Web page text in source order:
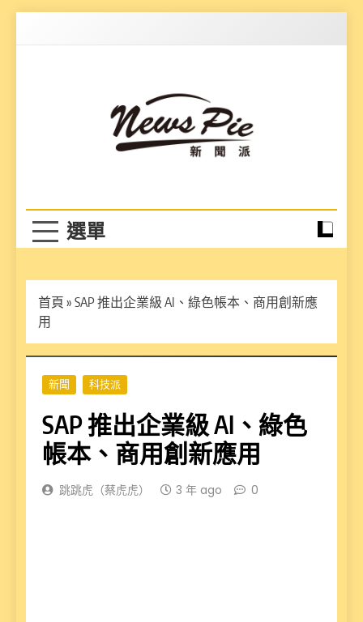
首頁 » SAP 推出企業級 AI、綠色帳本、商用創新應
用
新聞 科技派
SAP 推出企業級 AI、綠色
帳本、商用創新應用
跳跳虎（蔡虎虎） 3 年 ago 0